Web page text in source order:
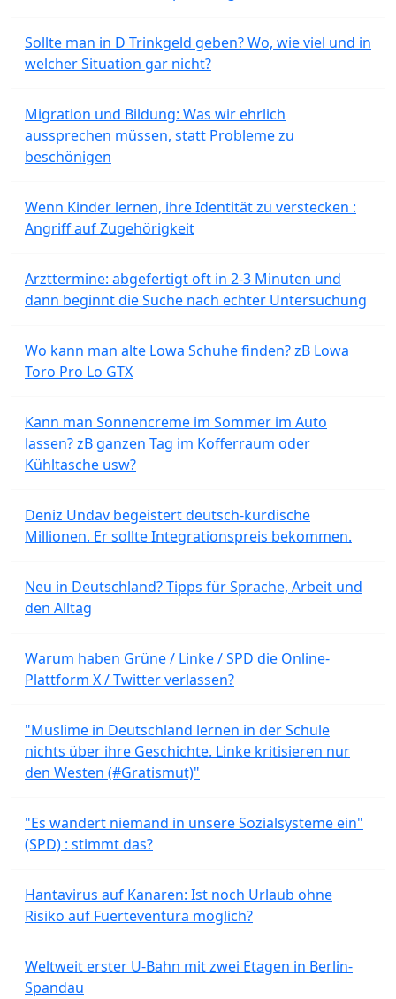
Sollte man in D Trinkgeld geben? Wo, wie viel und in
welcher Situation gar nicht?
Migration und Bildung: Was wir ehrlich
aussprechen müssen, statt Probleme zu
beschönigen
Wenn Kinder lernen, ihre Identität zu verstecken :
Angriff auf Zugehörigkeit
Arzttermine: abgefertigt oft in 2-3 Minuten und
dann beginnt die Suche nach echter Untersuchung
Wo kann man alte Lowa Schuhe finden? zB Lowa
Toro Pro Lo GTX
Kann man Sonnencreme im Sommer im Auto
lassen? zB ganzen Tag im Kofferraum oder
Kühltasche usw?
Deniz Undav begeistert deutsch-kurdische
Millionen. Er sollte Integrationspreis bekommen.
Neu in Deutschland? Tipps für Sprache, Arbeit und
den Alltag
Warum haben Grüne / Linke / SPD die Online-
Plattform X / Twitter verlassen?
"Muslime in Deutschland lernen in der Schule
nichts über ihre Geschichte. Linke kritisieren nur
den Westen (#Gratismut)"
"Es wandert niemand in unsere Sozialsysteme ein"
(SPD) : stimmt das?
Hantavirus auf Kanaren: Ist noch Urlaub ohne
Risiko auf Fuerteventura möglich?
Weltweit erster U-Bahn mit zwei Etagen in Berlin-
Spandau